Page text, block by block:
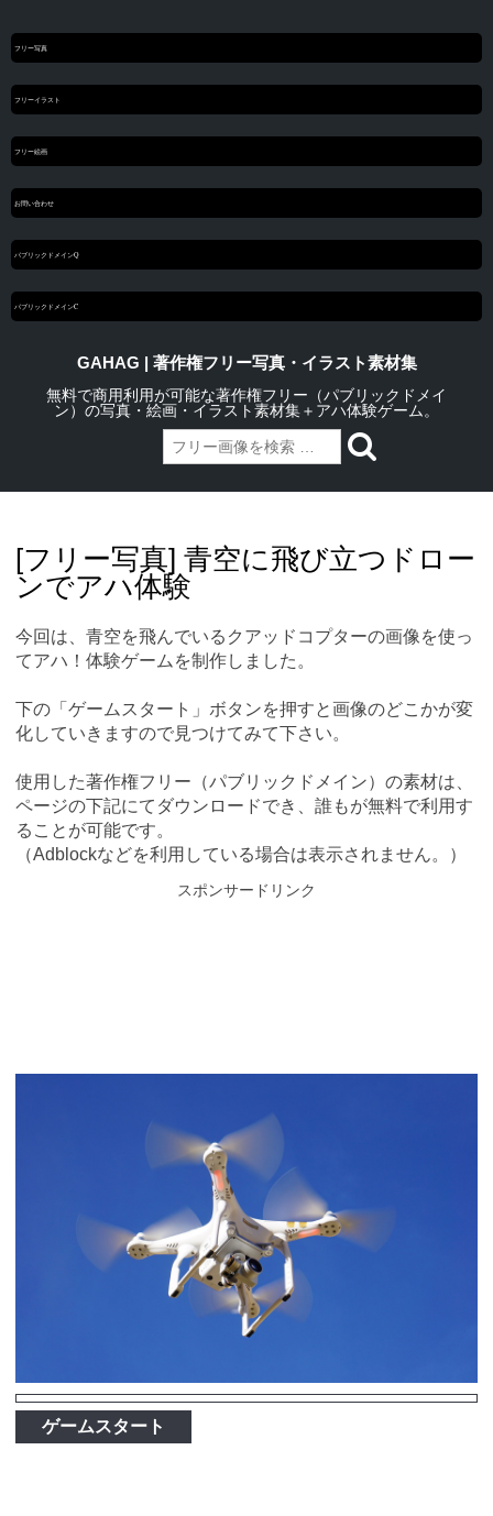
フリー写真
フリーイラスト
フリー絵画
お問い合わせ
パブリックドメインQ
パブリックドメインC
GAHAG | 著作権フリー写真・イラスト素材集
無料で商用利用が可能な著作権フリー（パブリックドメイ
ン）の写真・絵画・イラスト素材集＋アハ体験ゲーム。
content[フリー写真] 青空に飛び立つドロー
ンでアハ体験
今回は、青空を飛んでいるクアッドコプターの画像を使っ
てアハ！体験ゲームを制作しました。
下の「ゲームスタート」ボタンを押すと画像のどこかが変
化していきますので見つけてみて下さい。
使用した著作権フリー（パブリックドメイン）の素材は、
ページの下記にてダウンロードでき、誰もが無料で利用す
ることが可能です。
（Adblockなどを利用している場合は表示されません。）
スポンサードリンク
ゲームスタート